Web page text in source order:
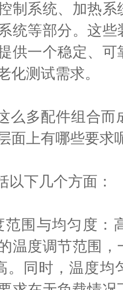
制系统、加热
统等部分。这
供一个稳定、
化测试需求。
么多配件组合而
面上有哪些要求
以下几个方面：
范围与均匀度：
温度调节范围
同时，温度均